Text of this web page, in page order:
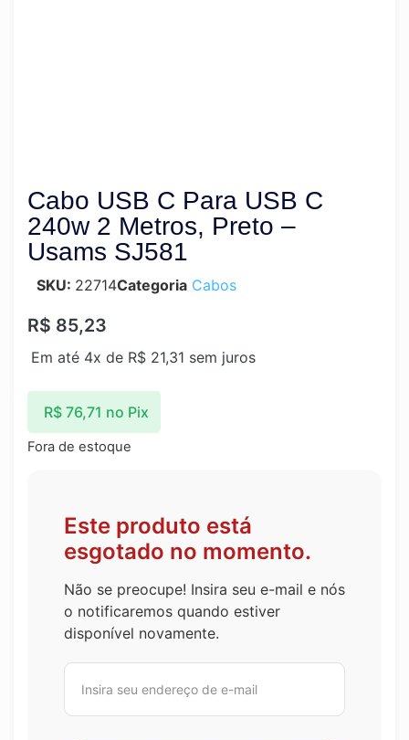
Cabo USB C Para USB C
240w 2 Metros, Preto –
Usams SJ581
SKU: 22714Categoria Cabos
R$ 85,23
Em até 4x de R$ 21,31 sem juros
R$76,71 no Pix
Fora de estoque
Este produto está
esgotado no momento.
Não se preocupe! Insira seu e-mail e nós
o notificaremos quando estiver
disponível novamente.